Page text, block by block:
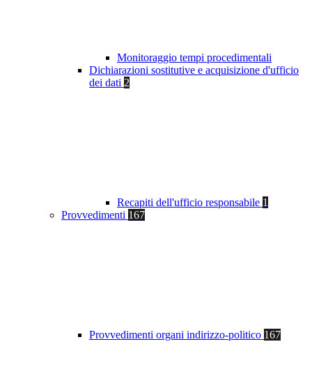
Monitoraggio tempi procedimentali
Dichiarazioni sostitutive e acquisizione d'ufficio
dei dati 2
Recapiti dell'ufficio responsabile 1
Provvedimenti 167
Provvedimenti organi indirizzo-politico 167